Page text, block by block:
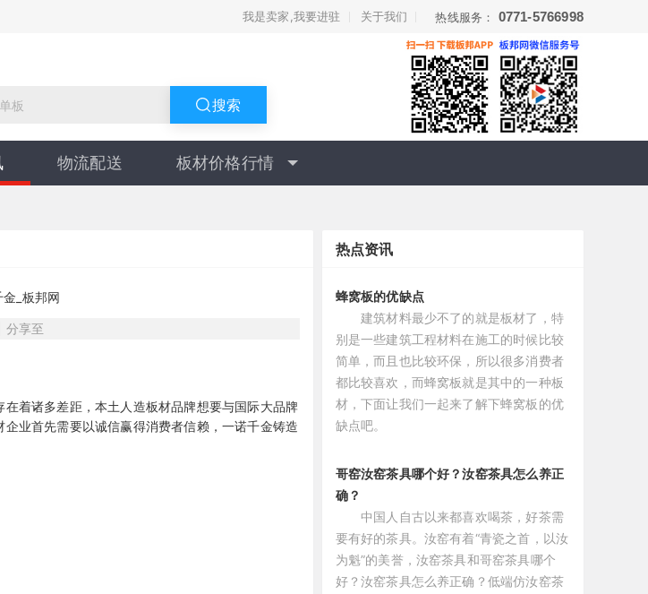
我是卖家,我要进驻 关于我们 热线服务： 0771-5766998
搜索
物流配送 板材价格行情
_板邦网
享至
在着诸多差距，本土人造板材品牌想要与国际大品牌
企业首先需要以诚信赢得消费者信赖，一诺千金铸造
热点资讯
蜂窝板的优缺点
建筑材料最少不了的就是板材了，特
别是一些建筑工程材料在施工的时候比较
简单，而且也比较环保，所以很多消费者
都比较喜欢，而蜂窝板就是其中的一种板
材，下面让我们一起来了解下蜂窝板的优
缺点吧。
哥窑汝窑茶具哪个好？汝窑茶具怎么养正
确？
中国人自古以来都喜欢喝茶，好茶需
要有好的茶具。汝窑有着“青瓷之首，以汝
为魁”的美誉，汝窑茶具和哥窑茶具哪个
好？汝窑茶具怎么养正确？低端仿汝窑茶